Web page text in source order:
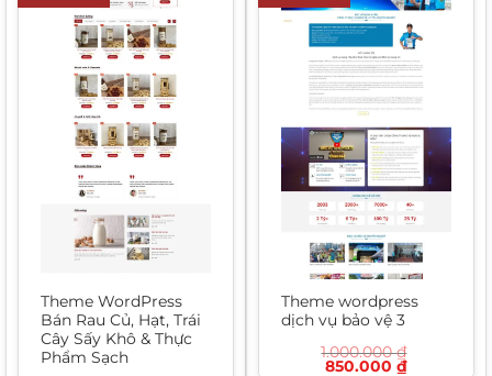
Theme WordPress
Bán Rau Củ, Hạt, Trái
Cây Sấy Khô & Thực
Phẩm Sạch
Theme wordpress
dịch vụ bảo vệ 3
1.000.000₫
Giá
850.000 ₫Giá